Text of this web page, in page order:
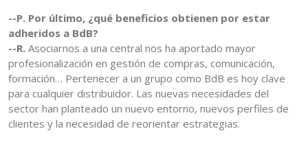
--P. Por último, ¿qué beneficios obtienen por estar
adheridos a BdB?
--R. Asociarnos a una central nos ha aportado mayor
profesionalización en gestión de compras, comunicación,
formación… Pertenecer a un grupo como BdB es hoy clave
para cualquier distribuidor. Las nuevas necesidades del
sector han planteado un nuevo entorno, nuevos perfiles de
clientes y la necesidad de reorientar estrategias.